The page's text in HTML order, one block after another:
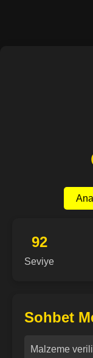
92
Seviye
Sohbet
Malzeme